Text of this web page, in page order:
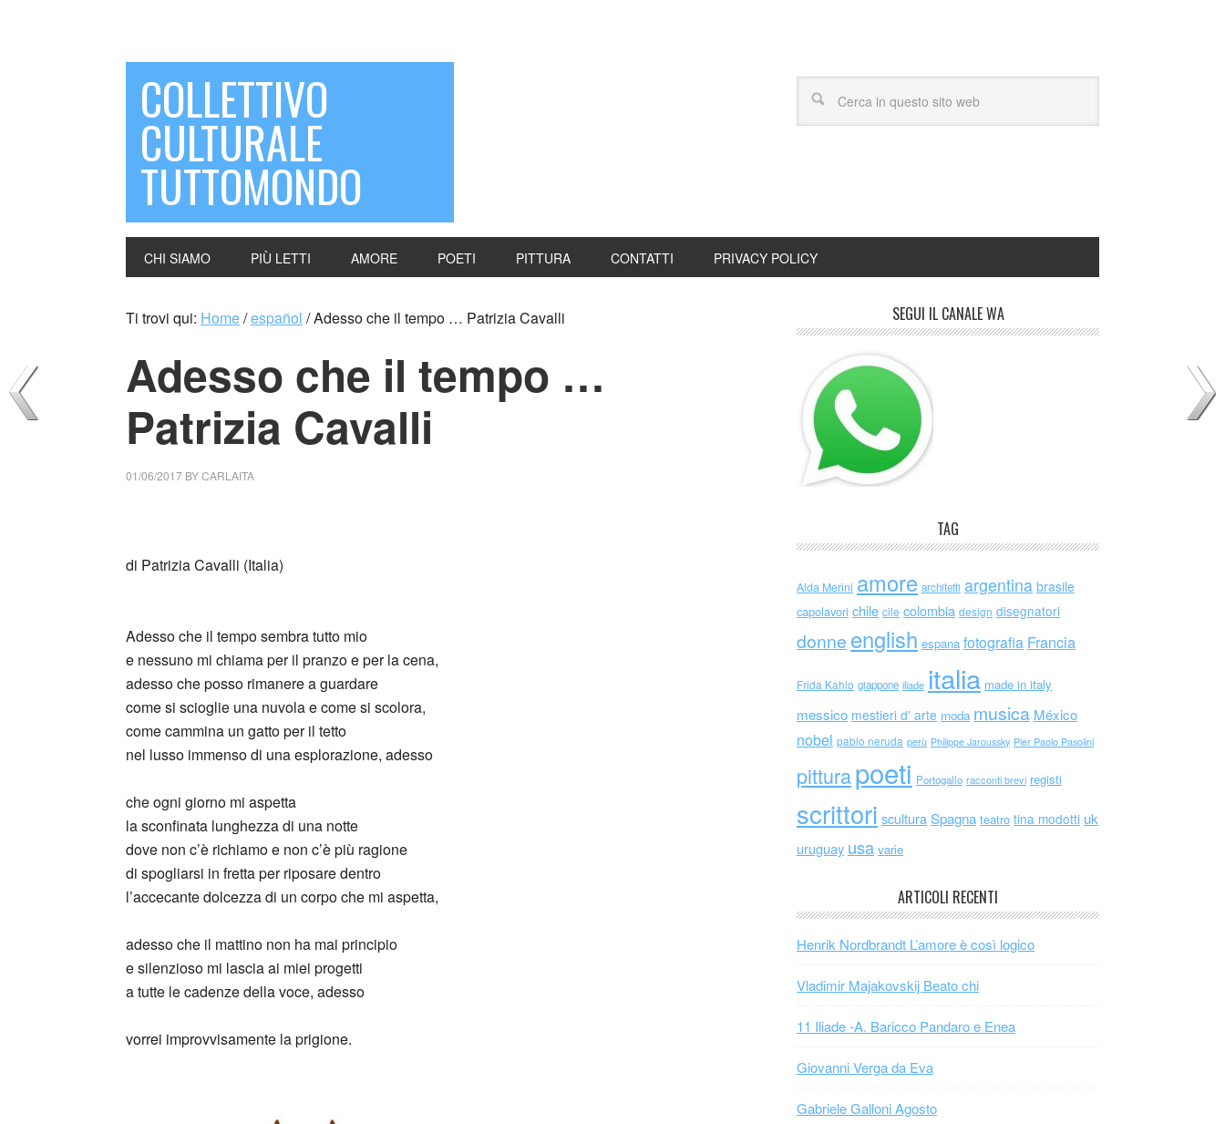
COLLETTIVO
CULTURALE
TUTTOMONDO
CHI SIAMO PIÙ LETTI AMORE POETI PITTURA CONTATTI PRIVACY POLICY
Ti trovi qui: Home/español /Adesso che il tempo … Patrizia Cavalli
Adesso che il tempo …
Patrizia Cavalli
01/06/2017 BYCARLAITA
di Patrizia Cavalli (Italia)
Adesso che il tempo sembra tutto mio
e nessuno mi chiama per il pranzo e per la cena,
adesso che posso rimanere a guardare
come si scioglie una nuvola e come si scolora,
come cammina un gatto per il tetto
nel lusso immenso di una esplorazione, adesso
che ogni giorno mi aspetta
la sconfinata lunghezza di una notte
dove non c’è richiamo e non c’è più ragione
di spogliarsi in fretta per riposare dentro
l’accecante dolcezza di un corpo che mi aspetta,
adesso che il mattino non ha mai principio
e silenzioso mi lascia ai miei progetti
a tutte le cadenze della voce, adesso
vorrei improvvisamente la prigione.
SEGUI IL CANALE WA
TAG
Alda Merini amore architetti argentina brasile
capolavori chile cile colombia design disegnatori
donne english espana fotografia Francia
Frida Kahlo giappone iliade italia made in italy
messico mestieri d' arte moda musica México
nobel pablo neruda perù Philippe Jaroussky Pier Paolo Pasolini
pitturapoeti Portogallo racconti brevi registi
scrittori scultura Spagna teatro tina modotti uk
uruguay usa varie
ARTICOLI RECENTI
Henrik Nordbrandt L’amore è così logico
Vladimir Majakovskij Beato chi
11 Iliade -A. Baricco Pandaro e Enea
Giovanni Verga da Eva
Gabriele Galloni Agosto